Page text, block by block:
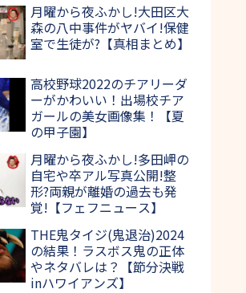
月曜から夜ふかし!大田区大
森の八中事件がヤバイ!保健
室で生徒が?【真相まとめ】
高校野球2022のチアリーダ
ーがかわいい！出場校チア
ガールの美女画像集！【夏
の甲子園】
月曜から夜ふかし!多田岬の
自宅や卒アル写真公開!整
形?両親が離婚の過去も発
覚!【フェフニュース】
THE鬼タイジ(鬼退治)2024
の結果！ラスボス鬼の正体
やネタバレは？【節分決戦
inハワイアンズ】